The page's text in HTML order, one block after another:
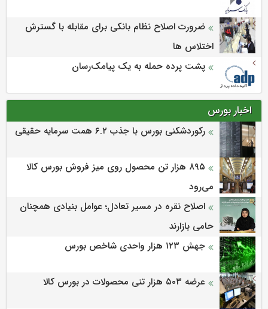
ضرورت اصلاح نظام بانکی برای مقابله با گسترش
اختلاس ها
پشت پرده حمله به یک پیامک‌رسان
اخبار بورس
رکوردشکنی بورس با جذب ۶.۲ همت سرمایه حقیقی
۸۹۵ هزار تن محصول روی میز فروش بورس کالا
می‌‌رود
اصلاح نقره در مسیر تعادل؛ عوامل بنیادی همچنان
حامی بازارند
جهش ۱۲۳ هزار واحدی شاخص بورس
عرضه ۵۰۳ هزار تنی محصولات در بورس کالا